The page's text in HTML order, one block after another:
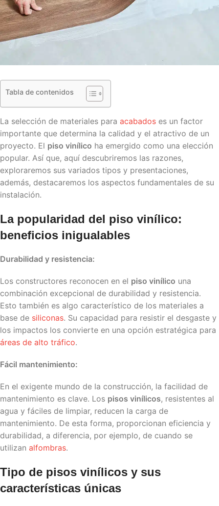
Tabla de contenidos
La selección de materiales para acabados es un factor
importante que determina la calidad y el atractivo de un
proyecto. El piso vinílico ha emergido como una elección
popular. Así que, aquí descubriremos las razones,
exploraremos sus variados tipos y presentaciones,
además, destacaremos los aspectos fundamentales de su
instalación.
La popularidad del piso vinílico:
beneficios inigualables
Durabilidad y resistencia:
Los constructores reconocen en el piso vinílico una
combinación excepcional de durabilidad y resistencia.
Esto también es algo característico de los materiales a
base de siliconas. Su capacidad para resistir el desgaste y
los impactos los convierte en una opción estratégica para
áreas de alto tráfico.
Fácil mantenimiento:
En el exigente mundo de la construcción, la facilidad de
mantenimiento es clave. Los pisos vinílicos, resistentes al
agua y fáciles de limpiar, reducen la carga de
mantenimiento. De esta forma, proporcionan eficiencia y
durabilidad, a diferencia, por ejemplo, de cuando se
utilizan alfombras.
Tipo de pisos vinílicos y sus
características únicas